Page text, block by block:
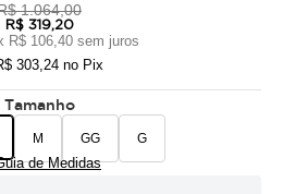
1.064,00
R$ 319,20
R$ 106,40 sem juros
303,24 no Pix
Tamanho
M GG G
de Medidas